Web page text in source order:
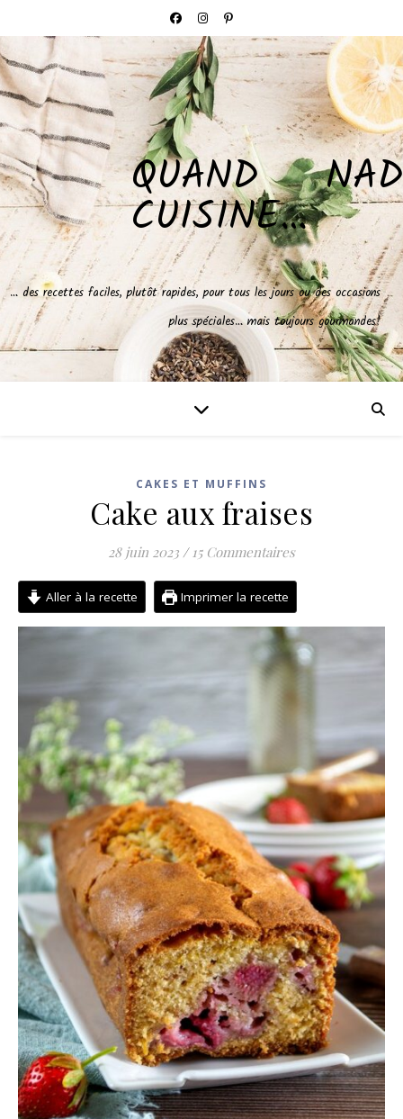
QUAND NAD
CUISINE…
… des recettes faciles, plutôt rapides, pour tous les jours ou des occasions
plus spéciales… mais toujours gourmandes!
CAKES ET MUFFINS
Cake aux fraises
28 juin 2023 / 15 Commentaires
Aller à la recette Imprimer la recette